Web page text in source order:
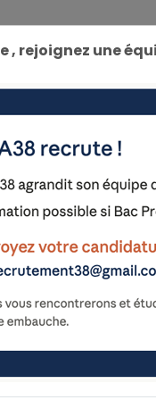
Vous
, rejoignez une